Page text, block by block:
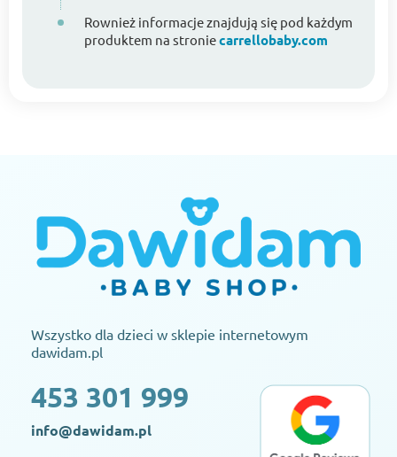
Rownież informacje znajdują się pod każdym
produktem na stroniecarrellobaby.com
Wszystko dla dzieci w sklepie internetowym
dawidam.pl
453 301 999
info@dawidam.pl